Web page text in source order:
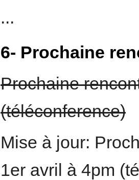
...
6- Prochaine
Prochaine
(téléconference)
Mise à jour:
1er avril à 4pm